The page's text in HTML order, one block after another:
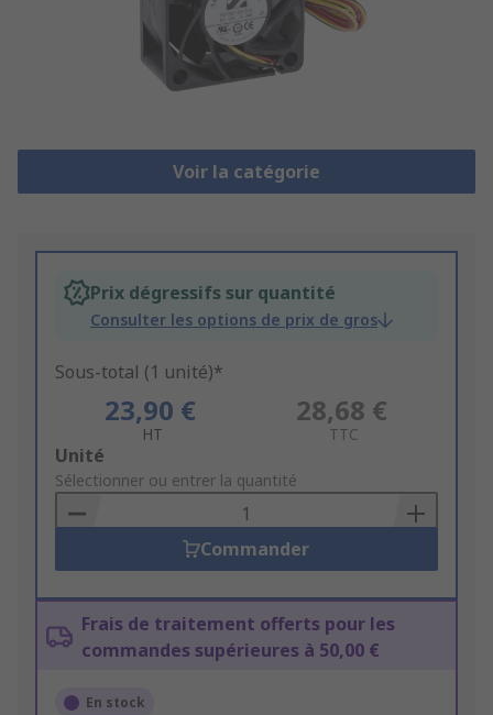
Voir la catégorie
Prix dégressifs sur quantité
Consulter les options de prix de gros
Sous-total (1 unité)*
23,90 €
HT
28,68 €
TTC
Add
to
Basket
Unité
Sélectionner ou entrer la quantité
Commander
Frais de traitement offerts pour les
commandes supérieures à 50,00 €
En stock